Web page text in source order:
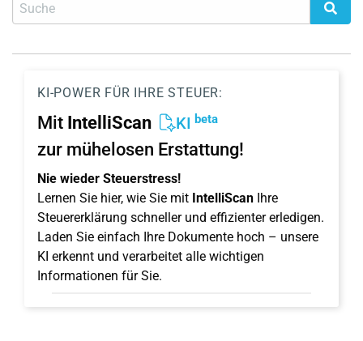
KI-POWER FÜR IHRE STEUER:
Mit IntelliScan KI beta
zur mühelosen Erstattung!
Nie wieder Steuerstress!
Lernen Sie hier, wie Sie mit IntelliScan Ihre
Steuererklärung schneller und effizienter erledigen.
Laden Sie einfach Ihre Dokumente hoch – unsere
KI erkennt und verarbeitet alle wichtigen
Informationen für Sie.